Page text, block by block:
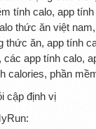
cập định vị